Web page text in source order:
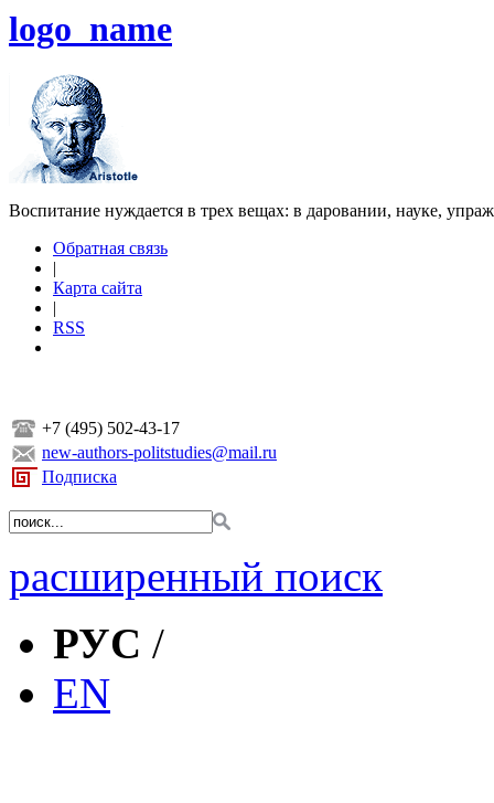
logo_name
Воспитание нуждается в трех вещах: в даровании, науке,
Обратная связь
|
Карта сайта
|
RSS
+7 (495) 502-43-17
new-authors-politstudies@mail.ru
Подписка
расширенный поиск
РУС /
EN